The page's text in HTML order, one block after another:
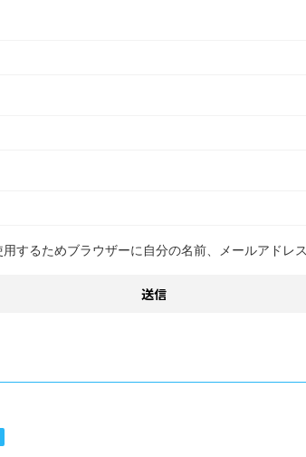
するためブラウザーに自分の名前、メールアドレ